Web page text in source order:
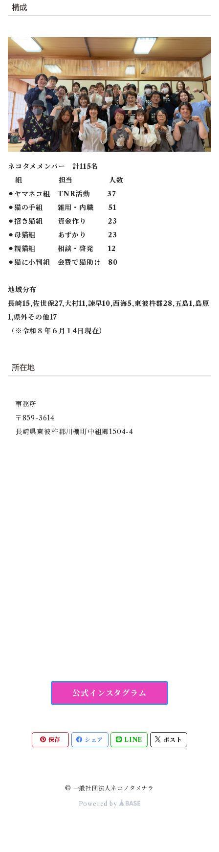
ネコタメメンバー 計115名
組 担当 人数
⚫︎ヤマネコ組 TNR活動 37
⚫︎猫の手組 雑用・内職 51
⚫︎招き猫組 資金作り 23
⚫︎母猫組 あずかり 23
⚫︎親猫組 相談・啓発 12
⚫︎猫に小判組 会費で猫助け 80
地域分布
長崎15,佐世保27,大村11,諫早10,西海5,東彼杵郡28,五島1,島原
1,県外その他17
（ ※令和８年６月１4日現在）
事務所
〒859-3614
長崎県東彼杵郡川棚町中組郷1504-4
公式インスタグラム
保存 シェア LINE ポスト
© 一般社団法人ネコノタメナラ
Powered by